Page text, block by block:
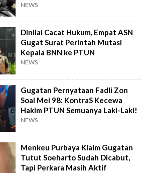
NEWS
Dinilai Cacat Hukum, Empat ASN
Gugat Surat Perintah Mutasi
Kepala BNN ke PTUN
NEWS
Gugatan Pernyataan Fadli Zon
Soal Mei 98: KontraS Kecewa
Hakim PTUN Semuanya Laki-Laki!
NEWS
Menkeu Purbaya Klaim Gugatan
Tutut Soeharto Sudah Dicabut,
Tapi Perkara Masih Aktif